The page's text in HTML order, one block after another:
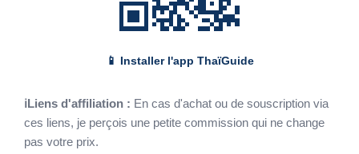
📱 Installer l'app ThaïGuide
ℹLiens d'affiliation : En cas d'achat ou de souscription via
ces liens, je perçois une petite commission qui ne change
pas votre prix.